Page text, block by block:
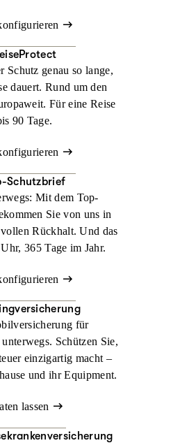
Schutz genau so lange,
dauert. Rund um den
Für eine Reise
90 Tage.
Schutzbrief
Mit dem Top-
Sie von uns in
Rückhalt. Und das
365 Tage im Jahr.
für
Schützen Sie,
einzigartig macht –
und ihr Equipment.
lassen